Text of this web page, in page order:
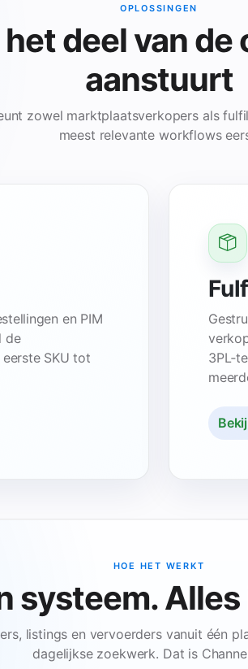
OPLOSSINGEN
deel van de
aanstuurt
zowel marktplaatsverkopers als
meest relevante workflows
en PIM
de
SKU tot
HOE HET WERKT
systeem.
listings en vervoerders vanuit één
dagelijkse zoekwerk. Dat is